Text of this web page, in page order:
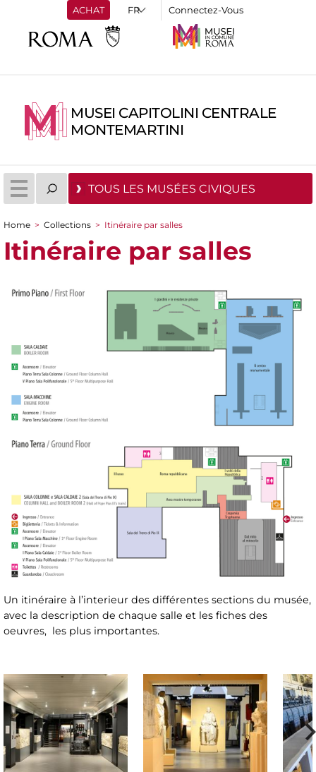
ACHAT Connectez-Vous
MUSEI CAPITOLINI CENTRALE
MONTEMARTINI
TOUS LES MUSÉES CIVIQUES
You are here
Home > Collections > Itinéraire par salles
Itinéraire par salles
Un itinéraire à l’interieur des différentes sections du musée,
avec la description de chaque salle et les fiches des
oeuvres, les plus importantes.